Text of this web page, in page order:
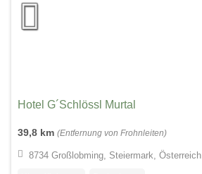
Hotel G´Schlössl Murtal
39,8 km (Entfernung von Frohnleiten)
8734 Großlobming, Steiermark, Österreich